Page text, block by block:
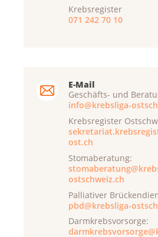
Krebsregister
071 242 70 10
E-Mail
Geschäfts- und
info@krebsliga-
Krebsregister
ost.ch
Stomaberatung:
ostschweiz.ch
Palliativer
pbd@krebsliga-
Darmkrebsvorsorge: